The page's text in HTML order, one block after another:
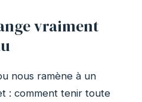
vraiment
nous ramène à un
: comment tenir toute